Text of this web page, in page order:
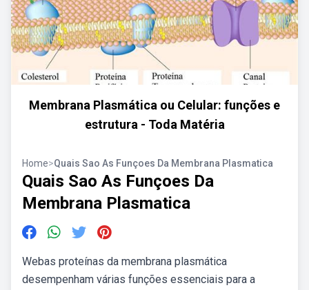
Membrana Plasmática ou Celular: funções e
estrutura - Toda Matéria
Home>Quais Sao As Funçoes Da Membrana Plasmatica
Quais Sao As Funçoes Da
Membrana Plasmatica
Webas proteínas da membrana plasmática
desempenham várias funções essenciais para a